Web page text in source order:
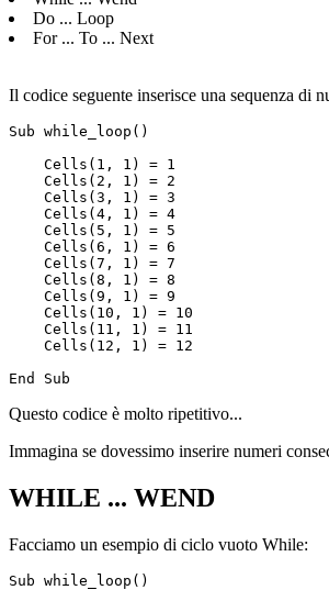
Do ... Loop
For ... To ... Next
Il codice seguente inserisce una sequenza di
Sub while_loop()
    Cells(1, 1) = 1
    Cells(2, 1) = 2
    Cells(3, 1) = 3
    Cells(4, 1) = 4
    Cells(5, 1) = 5
    Cells(6, 1) = 6
    Cells(7, 1) = 7
    Cells(8, 1) = 8
    Cells(9, 1) = 9
    Cells(10, 1) = 10
    Cells(11, 1) = 11
    Cells(12, 1) = 12
Questo codice è molto ripetitivo...
Immagina se dovessimo inserire numeri
WHILE ... WEND
Facciamo un esempio di ciclo vuoto While:
Sub while_loop()